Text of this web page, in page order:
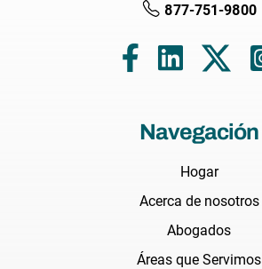
877-751-9800
Navegación
Hogar
Acerca de nosotros
Abogados
Áreas que Servimos